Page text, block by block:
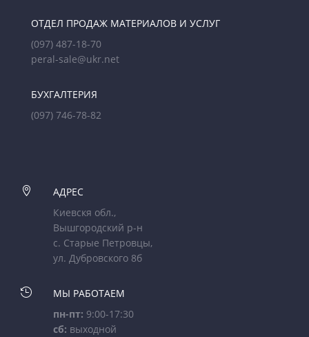
ОТДЕЛ ПРОДАЖ МАТЕРИАЛОВ И УСЛУГ
(097) 487-18-70
peral-sale@ukr.net
БУХГАЛТЕРИЯ
(097) 746-78-82

АДРЕС
Киевскя обл.,
Вышгородский р-н
с. Старые Петровцы,
ул. Дубровского 8б

МЫ РАБОТАЕМ
пн-пт: 9:00-17:30
сб: выходной